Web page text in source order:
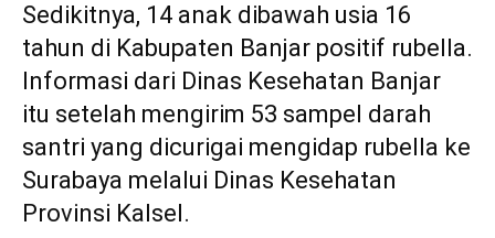
Sedikitnya, 14 anak dibawah usia 16
tahun di Kabupaten Banjar positif rubella.
Informasi dari Dinas Kesehatan Banjar
itu setelah mengirim 53 sampel darah
santri yang dicurigai mengidap rubella ke
Surabaya melalui Dinas Kesehatan
Provinsi Kalsel.